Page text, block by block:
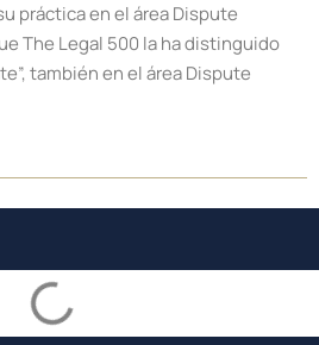
práctica en el área Dispute
The Legal 500 la ha distinguido
también en el área Dispute